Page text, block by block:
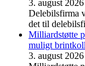
3. august 2026
Delebilsfirma
det til
Milliardstøtte
muligt
3. august 2026